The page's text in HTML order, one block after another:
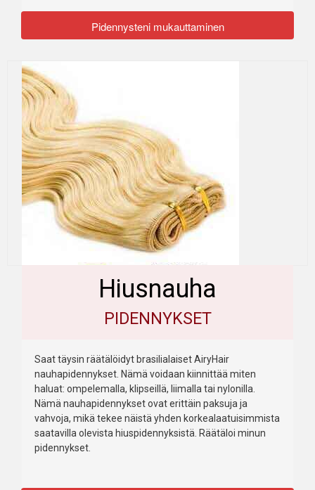
Pidennysteni mukauttaminen
Hiusnauha
PIDENNYKSET
Saat täysin räätälöidyt brasilialaiset AiryHair
nauhapidennykset. Nämä voidaan kiinnittää miten
haluat: ompelemalla, klipseillä, liimalla tai nylonilla.
Nämä nauhapidennykset ovat erittäin paksuja ja
vahvoja, mikä tekee näistä yhden korkealaatuisimmista
saatavilla olevista hiuspidennyksistä. Räätäloi minun
pidennykset.